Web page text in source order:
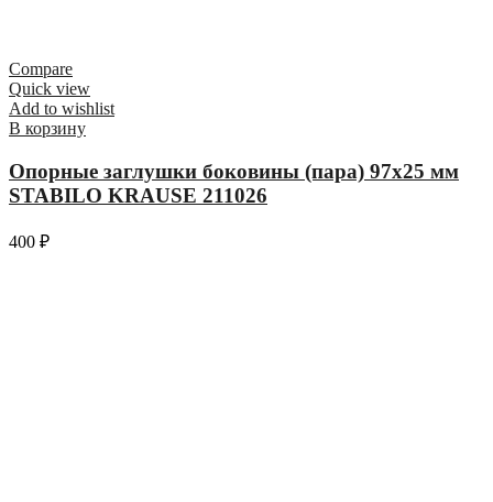
Compare
Quick view
Add to wishlist
В корзину
Опорные заглушки боковины (пара) 97х25 мм
STABILO KRAUSE 211026
400 ₽